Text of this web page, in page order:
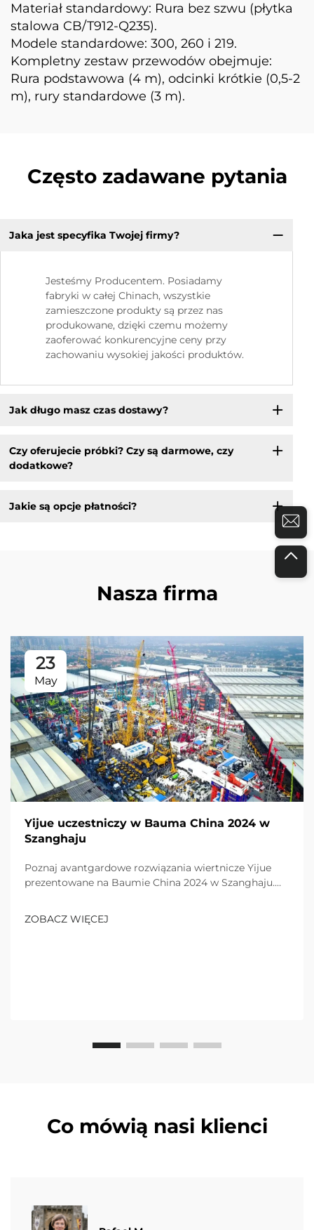
Materiał standardowy: Rura bez szwu (płytka
stalowa CB/T912-Q235).
Modele standardowe: 300, 260 i 219.
Kompletny zestaw przewodów obejmuje:
Rura podstawowa (4 m), odcinki krótkie (0,5-2
m), rury standardowe (3 m).
Często zadawane pytania
Jaka jest specyfika Twojej firmy?
Jesteśmy Producentem. Posiadamy
fabryki w całej Chinach, wszystkie
zamieszczone produkty są przez nas
produkowane, dzięki czemu możemy
zaoferować konkurencyjne ceny przy
zachowaniu wysokiej jakości produktów.
Jak długo masz czas dostawy?
Czy oferujecie próbki? Czy są darmowe, czy
dodatkowe?
Jakie są opcje płatności?
Nasza firma
23
May
Yijue uczestniczy w Bauma China 2024 w
Szanghaju
Poznaj avantgardowe rozwiązania wiertnicze Yijue
prezentowane na Baumie China 2024 w Szanghaju.
już dziś!
ZOBACZ WIĘCEJ
Co mówią nasi klienci